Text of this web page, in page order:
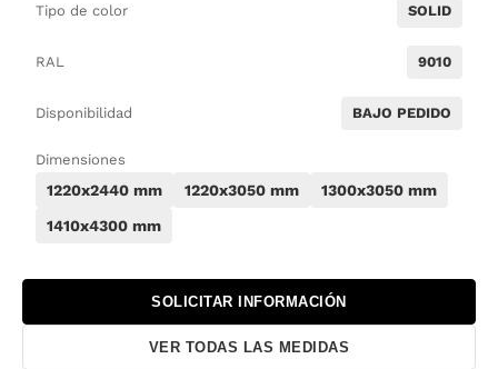
Tipo de color SOLID
RAL 9010
Disponibilidad BAJO PEDIDO
Dimensiones
1220x2440 mm 1220x3050 mm
1300x3050 mm
1410x4300 mm
SOLICITAR INFORMACIÓN
VER TODAS LAS MEDIDAS